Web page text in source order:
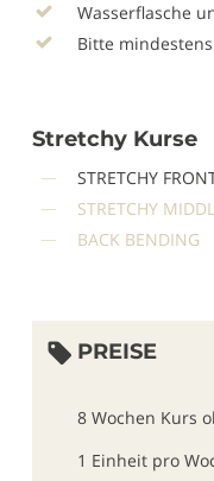
Wasserflasche
Bitte
Stretchy Kurse
STRETCHY
STRETCHY
BACK BENDING
PREISE
8 Wochen Kurs
1 Einheit pro